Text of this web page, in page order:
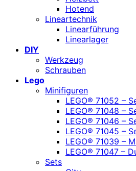
Hotend
Lineartechnik
Linearführung
Linearlager
DIY
Werkzeug
Schrauben
Lego
Minifiguren
LEGO® 71052 –
LEGO® 71048 –
LEGO® 71046 –
LEGO® 71045 –
LEGO® 71039 –
LEGO® 71047 –
Sets